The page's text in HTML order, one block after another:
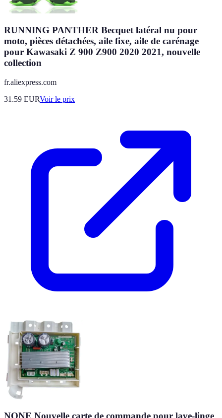
RUNNING PANTHER Becquet latéral nu pour
moto, pièces détachées, aile fixe, aile de carénage
pour Kawasaki Z 900 Z900 2020 2021, nouvelle
collection
fr.aliexpress.com
31.59 EURVoir le prix